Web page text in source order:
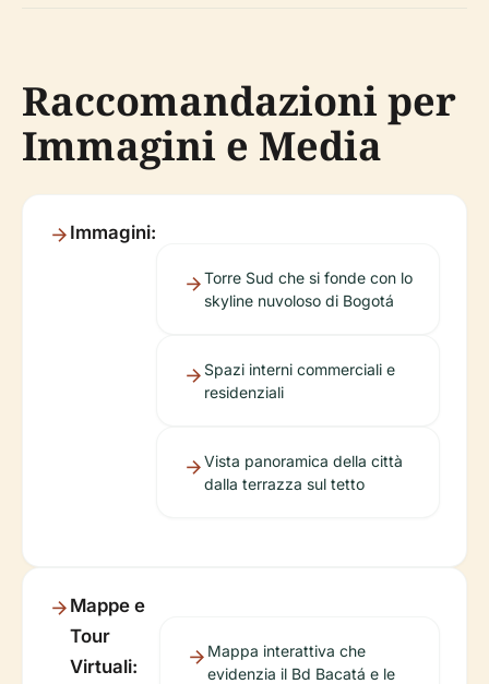
Raccomandazioni per
Immagini e Media
Immagini:
Torre Sud che si fonde con lo
skyline nuvoloso di Bogotá
Spazi interni commerciali e
residenziali
Vista panoramica della città
dalla terrazza sul tetto
Mappe e
Tour
Virtuali:
Mappa interattiva che
evidenzia il Bd Bacatá e le